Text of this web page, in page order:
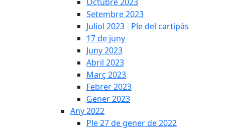
Setembre 2023
Juliol 2023 - Ple del cartipàs
17 de juny
Juny 2023
Abril 2023
Març 2023
Febrer 2023
Gener 2023
Any 2022
Ple 27 de gener de 2022